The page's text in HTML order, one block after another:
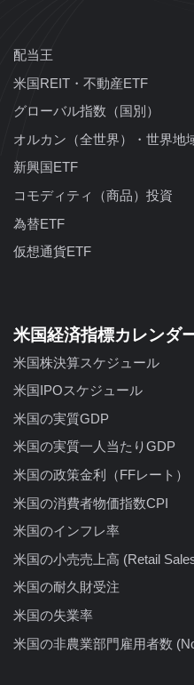
配当王
米国REIT・不動産ETF
グローバル指数（国別）
オルカン（全世界）・世界地
新興国ETF
コモディティ（商品）投資
為替ETF
仮想通貨ETF
米国経済指標カレンダ
米国株決算スケジュール
米国IPOスケジュール
米国の実質GDP
米国の実質一人当たりGDP
米国の政策金利（FFレート）
米国の消費者物価指数CPI
米国のインフレ率
米国の小売売上高 (Retail
米国の耐久財受注
米国の失業率
米国の非農業部門雇用者数